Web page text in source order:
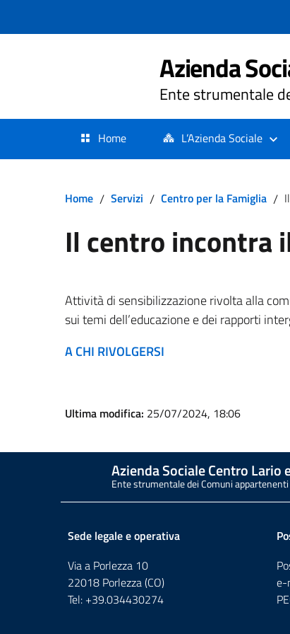
Azienda
Ente strumentale
Home L’Azienda Sociale
Home / Servizi / Centro per la Famiglia /
Il centro incontra
Attività di sensibilizzazione rivolta alla
sui temi dell’educazione e dei rapporti
A CHI RIVOLGERSI
Ultima modifica: 25/07/2024, 18:06
Azienda Sociale Centro Lario
Ente strumentale dei Comuni
Sede legale e operativa
Via a Porlezza 10
22018 Porlezza (CO)
Tel: +39.034430274
e-